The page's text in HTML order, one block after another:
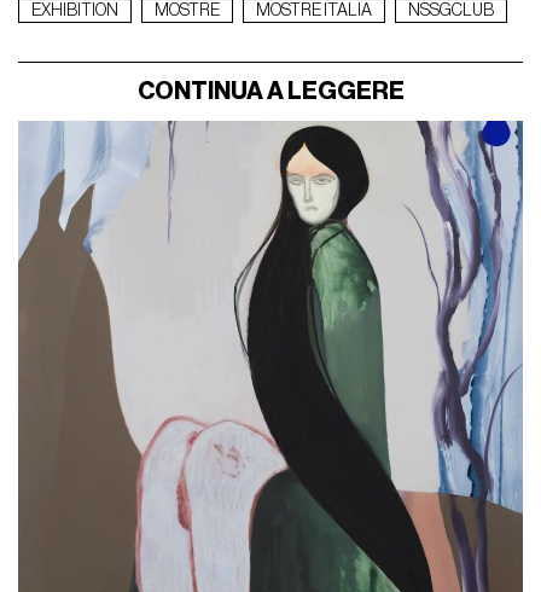
EXHIBITION MOSTRE MOSTRE ITALIA NSSGCLUB
CONTINUA A LEGGERE